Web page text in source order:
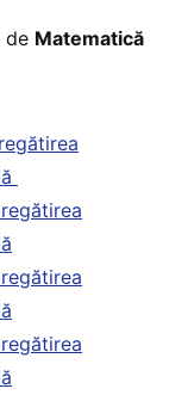
de Matematică